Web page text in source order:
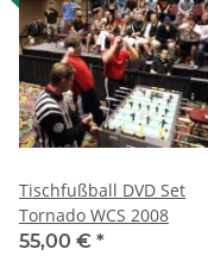
Tischfußball DVD Set
Tornado WCS 2008
55,00 € *